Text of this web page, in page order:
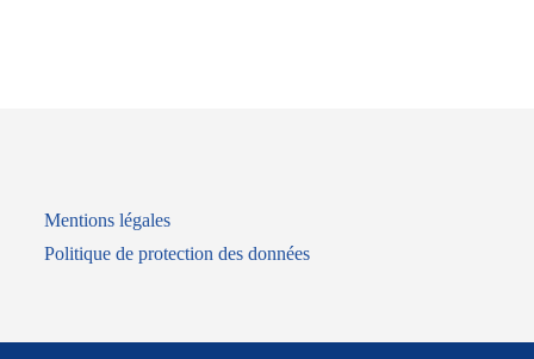
Mentions légales
Politique de protection des données